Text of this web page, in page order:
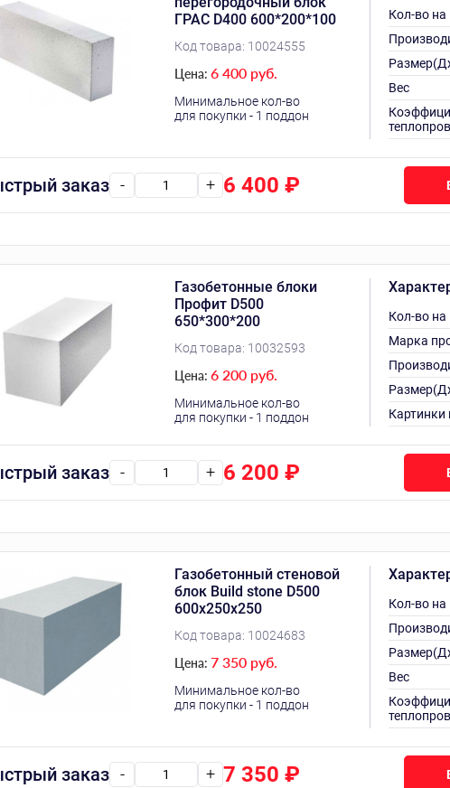
ГРАС D400 600*200*100
Код товара: 10024555
Цена: 6 400 руб.
Минимальное кол-во
для покупки - 1 поддон
Кол-во на
Вес
заказ - + 6 400 ₽
Газобетонные блоки
Профит D500
650*300*200
Код товара: 10032593
Цена: 6 200 руб.
Минимальное кол-во
для покупки - 1 поддон
Кол-во на
Марка
Картинки
заказ - + 6 200 ₽
Газобетонный стеновой
блок Build stone D500
600х250х250
Код товара: 10024683
Цена: 7 350 руб.
Минимальное кол-во
для покупки - 1 поддон
Кол-во на
Вес
заказ - + 7 350 ₽